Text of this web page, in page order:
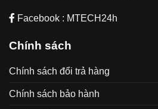
Facebook : MTECH24h
Chính sách
Chính sách đổi trả hàng
Chính sách bảo hành